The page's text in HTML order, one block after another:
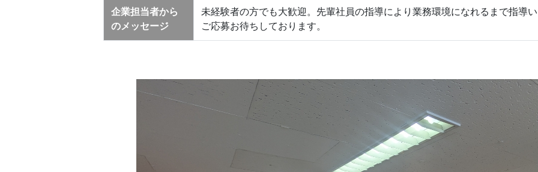
企業担当者から
のメッセージ
未経験者の方でも大歓迎。先輩社員の指導により業務環境になれるまで指導
ご応募お待ちしております。